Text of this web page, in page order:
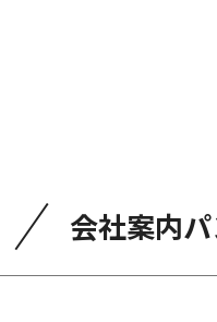
／ 会社案内パ